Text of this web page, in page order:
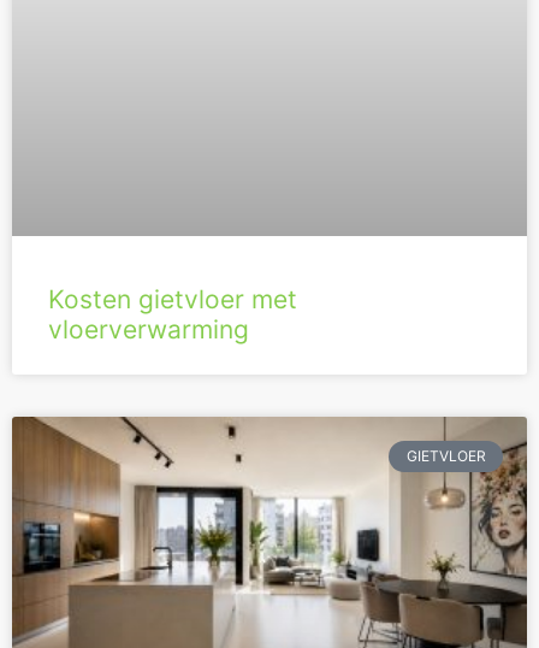
Kosten gietvloer met
vloerverwarming
GIETVLOER